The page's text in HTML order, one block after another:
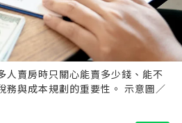
人賣房時只關心能賣多少錢、能不
務與成本規劃的重要性。 示意圖／